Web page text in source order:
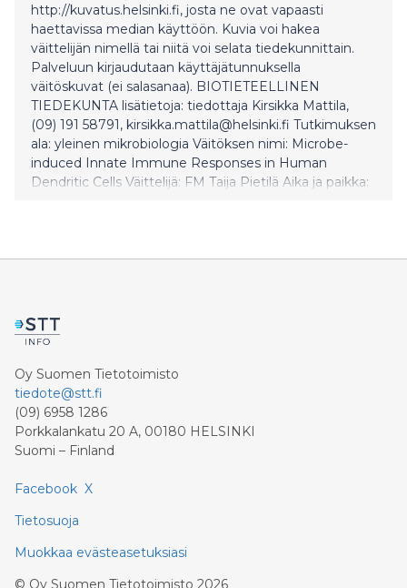
http://kuvatus.helsinki.fi, josta ne ovat vapaasti
haettavissa median käyttöön. Kuvia voi hakea
väittelijän nimellä tai niitä voi selata tiedekunnittain.
Palveluun kirjaudutaan käyttäjätunnuksella
väitöskuvat (ei salasanaa). BIOTIETEELLINEN
TIEDEKUNTA lisätietoja: tiedottaja Kirsikka Mattila,
(09) 191 58791, kirsikka.mattila@helsinki.fi Tutkimuksen
ala: yleinen mikrobiologia Väitöksen nimi: Microbe-
induced Innate Immune Responses in Human
Dendritic Cells Väittelijä: FM Taija Pietilä Aika ja paikka:
Oy Suomen Tietotoimisto
tiedote@stt.fi
(09) 6958 1286
Porkkalankatu 20 A, 00180 HELSINKI
Suomi – Finland
Facebook X
Tietosuoja
Muokkaa evästeasetuksiasi
© Oy Suomen Tietotoimisto 2026